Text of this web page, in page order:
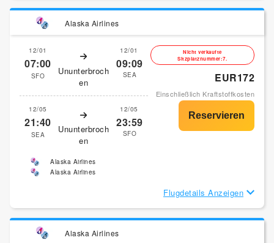
Alaska Airlines
12/01
07:00
SFO
Ununterbroch
en
12/01
09:09
SEA
12/05
21:40
SEA
Ununterbroch
en
12/05
23:59
SFO
Nicht verkaufte
Sitzplatznummer:7.
EUR172
Einschließlich Kraftstoffkosten
Alaska Airlines
Alaska Airlines
Flugdetails Anzeigen
Alaska Airlines